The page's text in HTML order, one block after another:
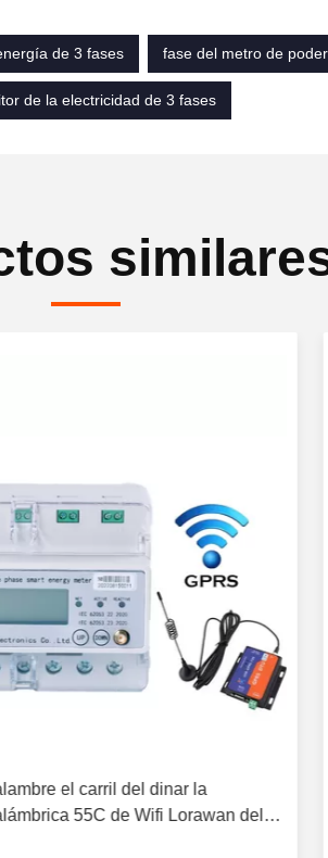
de 3 fases
fase del metro de
de la electricidad de 3 fases
el carril del dinar la
55C de Wifi Lorawan del